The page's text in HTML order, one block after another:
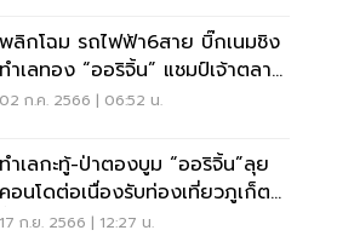
พลิกโฉม รถไฟฟ้า6สาย บิ๊กเนมชิง
ทำเลทอง “ออริจิ้น” แชมป์เจ้าตลาด
คอนโดใหม่
02 ก.ค. 2566 | 06:52 น.
ทำเลกะทู้-ป่าตองบูม “ออริจิ้น”ลุย
คอนโดต่อเนื่องรับท่องเที่ยวภูเก็ต
ฟื้น
17 ก.ย. 2566 | 12:27 น.